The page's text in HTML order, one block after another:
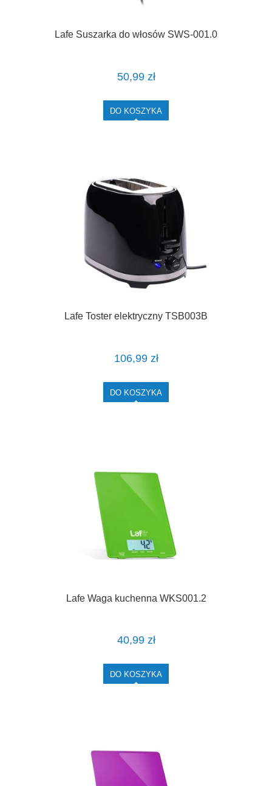
Lafe Suszarka do włosów SWS-001.0
50,99 zł
DO KOSZYKA
Lafe Toster elektryczny TSB003B
106,99 zł
DO KOSZYKA
Lafe Waga kuchenna WKS001.2
40,99 zł
DO KOSZYKA